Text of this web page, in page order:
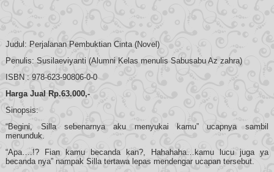
Judul: Perjalanan Pembuktian Cinta (Novel)
Penulis: Susilaeviyanti (Alumni Kelas menulis Sabusabu Az zahra)
ISBN : 978-623-90806-0-0
Harga Jual Rp.63.000,-
Sinopsis:
“Begini, Silla sebenarnya aku menyukai kamu” ucapnya sambil
menunduk.
“Apa….!? Fian kamu becanda kan?, Hahahaha…kamu lucu juga ya
becanda nya” nampak Silla tertawa lepas mendengar ucapan tersebut.